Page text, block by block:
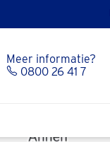
Meer informatie?
0800 26 41 7